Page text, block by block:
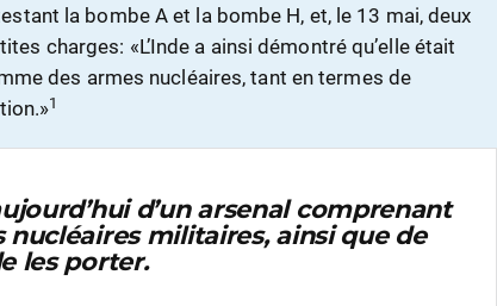
la bombe A et la bombe H, et, le 13 mai, deux
charges: «L’Inde a ainsi démontré qu’elle était
des armes nucléaires, tant en termes de
1
d’un arsenal comprenant
nucléaires militaires, ainsi que de
les porter.